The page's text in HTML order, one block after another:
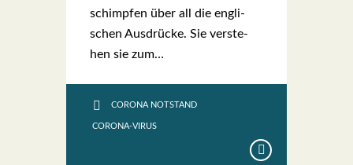
schimp­fen über all die eng­li­
schen Aus­drü­cke. Sie ver­ste­
hen sie zum…
CORONA NOTSTAND
CORONA-VIRUS